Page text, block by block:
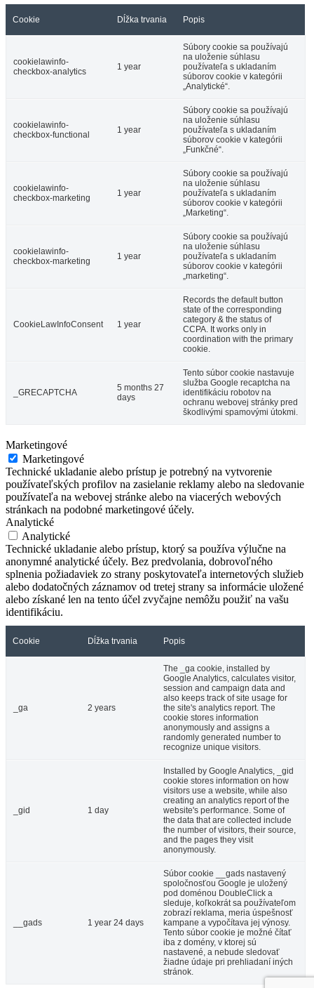
Cookie Dĺžka trvania Popis
cookielawinfo-
checkbox-analytics
1 year
Súbory cookie sa používajú
na uloženie súhlasu
používateľa s ukladaním
súborov cookie v kategórii
„Analytické“.
cookielawinfo-
checkbox-functional
1 year
Súbory cookie sa používajú
na uloženie súhlasu
používateľa s ukladaním
súborov cookie v kategórii
„Funkčné“.
cookielawinfo-
checkbox-marketing
1 year
Súbory cookie sa používajú
na uloženie súhlasu
používateľa s ukladaním
súborov cookie v kategórii
„Marketing“.
cookielawinfo-
checkbox-marketing
1 year
Súbory cookie sa používajú
na uloženie súhlasu
používateľa s ukladaním
súborov cookie v kategórii
„marketing“.
CookieLawInfoConsent 1 year
Records the default button
state of the corresponding
category & the status of
CCPA. It works only in
coordination with the primary
cookie.
_GRECAPTCHA
5 months 27
days
Tento súbor cookie nastavuje
služba Google recaptcha na
identifikáciu robotov na
ochranu webovej stránky pred
škodlivými spamovými útokmi.
Marketingové
Marketingové
Technické ukladanie alebo prístup je potrebný na vytvorenie
používateľských profilov na zasielanie reklamy alebo na sledovanie
používateľa na webovej stránke alebo na viacerých webových
stránkach na podobné marketingové účely.
Analytické
Analytické
Technické ukladanie alebo prístup, ktorý sa používa výlučne na
anonymné analytické účely. Bez predvolania, dobrovoľného
splnenia požiadaviek zo strany poskytovateľa internetových služieb
alebo dodatočných záznamov od tretej strany sa informácie uložené
alebo získané len na tento účel zvyčajne nemôžu použiť na vašu
identifikáciu.
Cookie Dĺžka trvania Popis
_ga 2 years
The _ga cookie, installed by
Google Analytics, calculates visitor,
session and campaign data and
also keeps track of site usage for
the site's analytics report. The
cookie stores information
anonymously and assigns a
randomly generated number to
recognize unique visitors.
_gid 1 day
Installed by Google Analytics, _gid
cookie stores information on how
visitors use a website, while also
creating an analytics report of the
website's performance. Some of
the data that are collected include
the number of visitors, their source,
and the pages they visit
anonymously.
__gads 1 year 24 days
Súbor cookie __gads nastavený
spoločnosťou Google je uložený
pod doménou DoubleClick a
sleduje, koľkokrát sa používateľom
zobrazí reklama, meria úspešnosť
kampane a vypočítava jej výnosy.
Tento súbor cookie je možné čítať
iba z domény, v ktorej sú
nastavené, a nebude sledovať
žiadne údaje pri prehliadaní iných
stránok.